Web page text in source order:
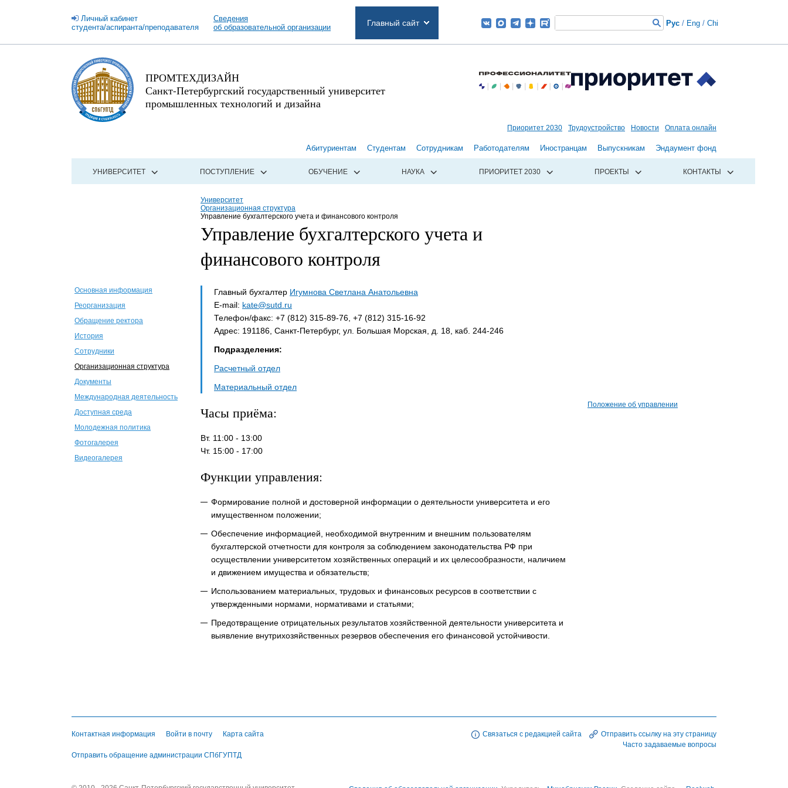
Личный кабинет
студента/аспиранта/преподавателя
Сведения
об образовательной организации
Главный сайт Рус / Eng / Chi
ПРОМТЕХДИЗАЙН
Санкт-Петербургский государственный университет
промышленных технологий и дизайна
Приоритет 2030 Трудоустройство Новости Оплата онлайн
Абитуриентам Студентам Сотрудникам Работодателям Иностранцам Выпускникам Эндаумент фонд
УНИВЕРСИТЕТ ПОСТУПЛЕНИЕ ОБУЧЕНИЕ НАУКА ПРИОРИТЕТ 2030 ПРОЕКТЫ КОНТАКТЫ
Университет
Организационная структура
Управление бухгалтерского учета и финансового контроля
Управление бухгалтерского учета и
финансового контроля
Основная информация
Реорганизация
Обращение ректора
История
Сотрудники
Организационная структура
Документы
Международная деятельность
Доступная среда
Молодежная политика
Фотогалерея
Видеогалерея
Главный бухгалтер Игумнова Светлана Анатольевна
E-mail: kate@sutd.ru
Телефон/факс: +7 (812) 315-89-76, +7 (812) 315-16-92
Адрес: 191186, Санкт-Петербург, ул. Большая Морская, д. 18, каб. 244-246
Подразделения:
Расчетный отдел
Материальный отдел
Положение об управлении
Часы приёма:
Вт. 11:00 - 13:00
Чт. 15:00 - 17:00
Функции управления:
Формирование полной и достоверной информации о деятельности университета и его
имущественном положении;
Обеспечение информацией, необходимой внутренним и внешним пользователям
бухгалтерской отчетности для контроля за соблюдением законодательства РФ при
осуществлении университетом хозяйственных операций и их целесообразности, наличием
и движением имущества и обязательств;
Использованием материальных, трудовых и финансовых ресурсов в соответствии с
утвержденными нормами, нормативами и статьями;
Предотвращение отрицательных результатов хозяйственной деятельности университета и
выявление внутрихозяйственных резервов обеспечения его финансовой устойчивости.
Контактная информация Войти в почту Карта сайта
Отправить обращение администрации СПбГУПТД
Связаться с редакцией сайта
Отправить ссылку на эту страницу
Часто задаваемые вопросы